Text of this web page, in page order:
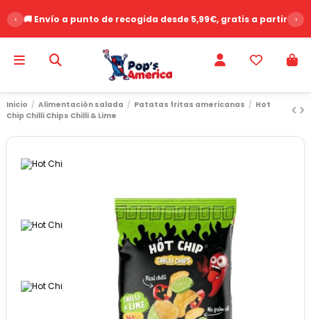
‹ 🚚 Envío a punto de recogida desde 5,99€, gratis a partir de
›
Inicio Alimentación salada Patatas fritas americanas
Hot
Chip Chilli Chips Chilli & Lime